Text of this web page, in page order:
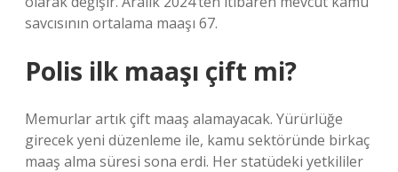
savcısının ortalama maaşı 67.
Polis ilk maaşı çift mi?
Memurlar artık çift maaş alamayacak. Yürürlüğe
girecek yeni düzenleme ile, kamu sektöründe birkaç
maaş alma süresi sona erdi. Her statüdeki yetkililer